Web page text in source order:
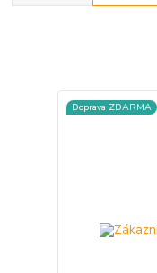
Doprava ZDARMA